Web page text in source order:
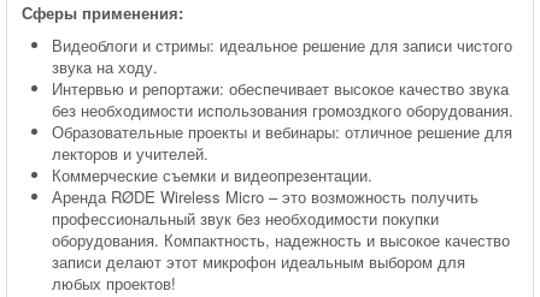
Сферы применения:
Видеоблоги и стримы: идеальное решение для записи чистого
звука на ходу.
Интервью и репортажи: обеспечивает высокое качество звука
без необходимости использования громоздкого оборудования.
Образовательные проекты и вебинары: отличное решение для
лекторов и учителей.
Коммерческие съемки и видеопрезентации.
Аренда RØDE Wireless Micro – это возможность получить
профессиональный звук без необходимости покупки
оборудования. Компактность, надежность и высокое качество
записи делают этот микрофон идеальным выбором для
любых проектов!